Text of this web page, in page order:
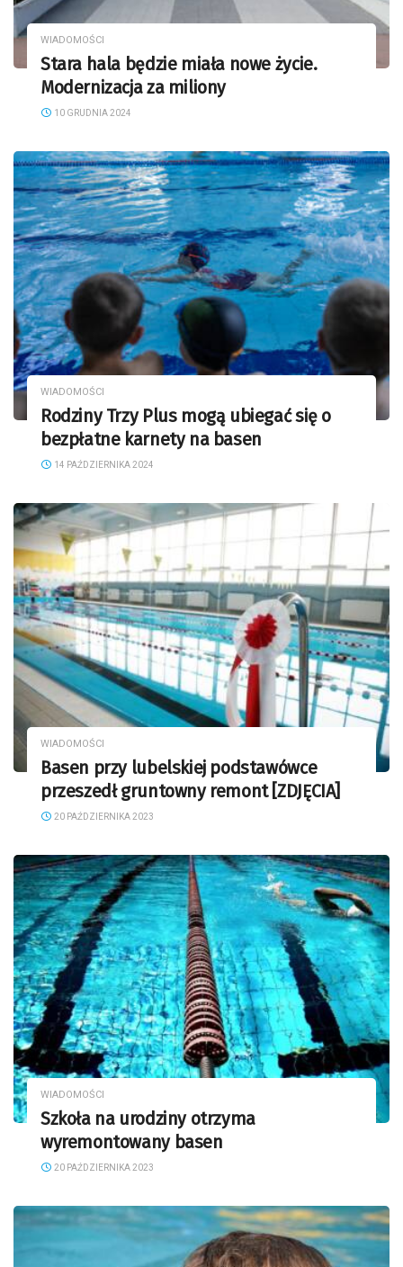
WIADOMOŚCI
Stara hala będzie miała nowe życie.
Modernizacja za miliony
10 GRUDNIA 2024
WIADOMOŚCI
Rodziny Trzy Plus mogą ubiegać się o
bezpłatne karnety na basen
14 PAŹDZIERNIKA 2024
WIADOMOŚCI
Basen przy lubelskiej podstawówce
przeszedł gruntowny remont [ZDJĘCIA]
20 PAŹDZIERNIKA 2023
WIADOMOŚCI
Szkoła na urodziny otrzyma
wyremontowany basen
20 PAŹDZIERNIKA 2023